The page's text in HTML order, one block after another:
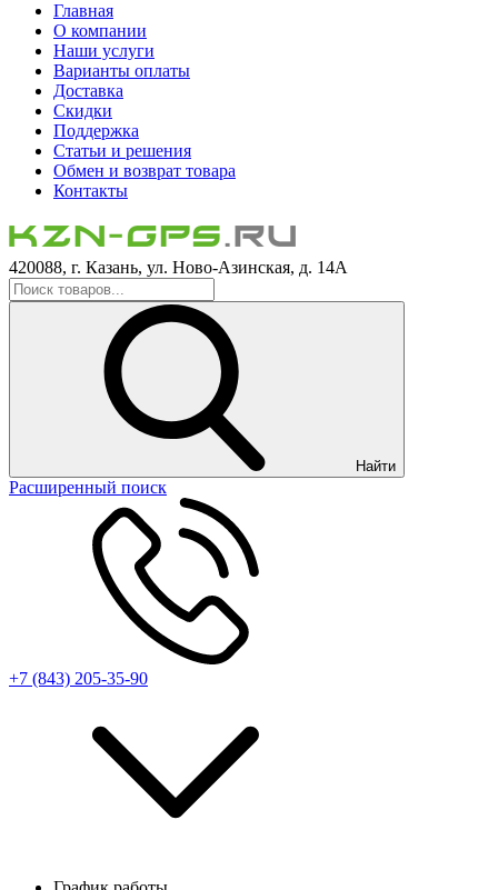
Главная
О компании
Наши услуги
Варианты оплаты
Доставка
Скидки
Поддержка
Статьи и решения
Обмен и возврат товара
Контакты
420088, г. Казань, ул. Ново-Азинская, д. 14А
Найти
Расширенный поиск
+7 (843) 205-35-90